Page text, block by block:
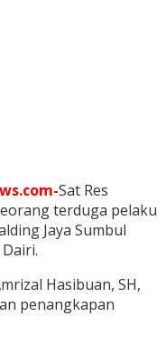
Sat Res
terduga pelaku
Jaya Sumbul
Hasibuan, SH,
penangkapan